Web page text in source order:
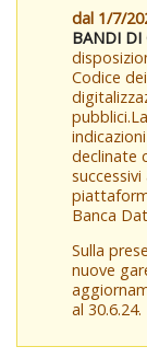
dal 1/7/
BANDI DI
Codice
declinate
Banca
Sulla
nuove
al 30.6.24.